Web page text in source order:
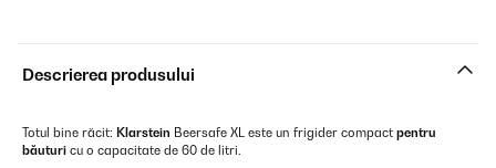
Descrierea produsului
Totul bine răcit: Klarstein Beersafe XL este un frigider compact pentru
băuturi cu o capacitate de 60 de litri.